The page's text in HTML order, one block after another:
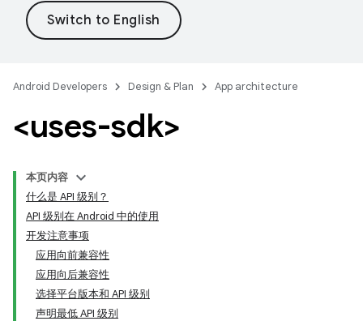
Android Developers Design & Plan App architecture
<uses-sdk>
本页内容
什么是 API 级别？
API 级别在 Android 中的使用
开发注意事项
应用向前兼容性
应用向后兼容性
选择平台版本和 API 级别
声明最低 API 级别